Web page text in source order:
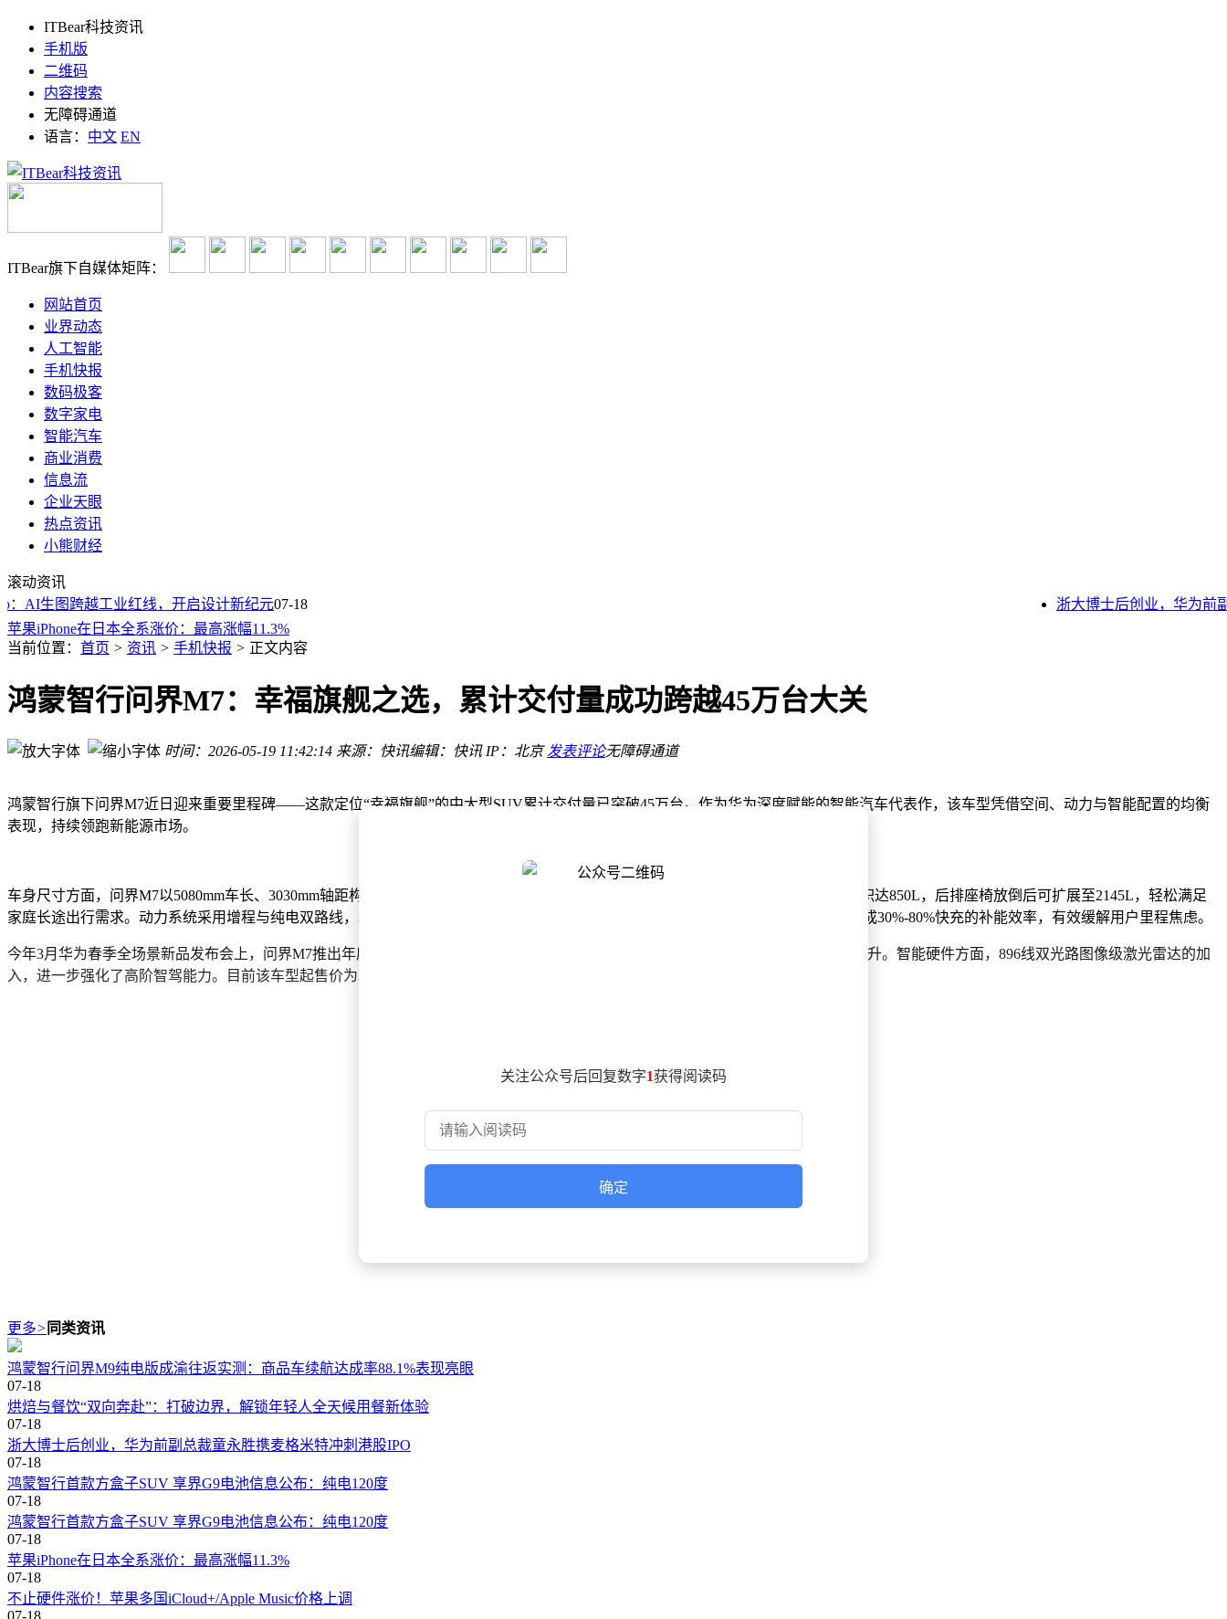
ITBear科技资讯
手机版
二维码
内容搜索
无障碍通道
语言： 中文 EN
ITBear旗下自媒体矩阵：
网站首页
业界动态
人工智能
手机快报
数码极客
数字家电
智能汽车
商业消费
信息流
企业天眼
热点资讯
小熊财经
滚动资讯
AI生图跨越工业红线，开启设计新纪元07-18 浙大博士后创业，华为前副
鸿蒙智行首款方盒子SUV 享界G9电池信息公布：纯电120度
鸿蒙智行首款方盒子SUV 享界G9电池信息公布：纯电120度
苹果iPhone在日本全系涨价：最高涨幅11.3%
不止硬件涨价！苹果多国iCloud+/Apple Music价格上调
安卓摄影师福音！哈苏Phocus Mobile安卓版上线，一亿像素修图难题迎刃而解
三星Galaxy Z Fold8规格抢先看：7.6英寸内屏配5.5英寸外屏引关注
三星One UI 9内测新功能My FanCam亮相：AI助力视频主体智能追踪与构图
2026年Q1 iPhone用户忠诚度攀升至87% 安卓转投比例持续走低
鸿蒙智行首款方盒子SUV 享界G9电池信息公布：纯电120度
当前位置： 首页 > 资讯 > 手机快报 > 正文内容
鸿蒙智行问界M7：幸福旗舰之选，累计交付量成功跨越45万台大关
时间：2026-05-19 11:42:14 来源：快讯编辑：快讯 IP：北京 发表评论无障碍通道
鸿蒙智行旗下问界M7近日迎来重要里程碑——这款定位“幸福旗舰”的中大型SUV累计交付量已突破45万台。作为华为深度赋能的智能汽车代表作，该车型凭借空间、动力与智能配置的均衡
表现，持续领跑新能源市场。
车身尺寸方面，问界M7以5080mm车长、3030mm轴距构建出越级空间，提供大五座与享六座两种座椅布局。其中五座版后备箱标准容积达850L，后排座椅放倒后可扩展至2145L，轻松满足
家庭长途出行需求。动力系统采用增程与纯电双路线，增程版CLTC综合续航最高1690km，纯电版则实现710km长续航，配合15分钟完成30%-80%快充的补能效率，有效缓解用户里程焦虑。
今年3月华为春季全场景新品发布会上，问界M7推出年度改款车型。新车新增夜紫车漆配色，搭配21英寸星芒轮毂，视觉冲击力显著提升。智能硬件方面，896线双光路图像级激光雷达的加
入，进一步强化了高阶智驾能力。目前该车型起售价为30.98万元，在30万级新能源市场展现出强劲竞争力。
关注公众号后回复数字1获得阅读码
确定
更多> 同类资讯
鸿蒙智行问界M9纯电版成渝往返实测：商品车续航达成率88.1%表现亮眼
07-18
烘焙与餐饮“双向奔赴”：打破边界，解锁年轻人全天候用餐新体验
07-18
浙大博士后创业，华为前副总裁童永胜携麦格米特冲刺港股IPO
07-18
鸿蒙智行首款方盒子SUV 享界G9电池信息公布：纯电120度
07-18
鸿蒙智行首款方盒子SUV 享界G9电池信息公布：纯电120度
07-18
苹果iPhone在日本全系涨价：最高涨幅11.3%
07-18
不止硬件涨价！苹果多国iCloud+/Apple Music价格上调
07-18